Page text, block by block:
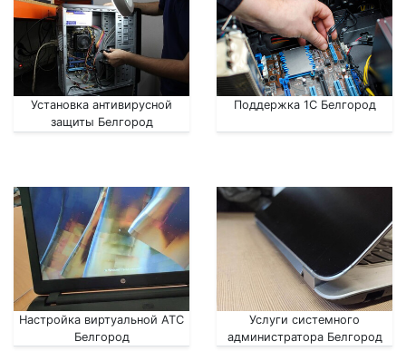
Установка антивирусной
защиты Белгород
Поддержка 1С Белгород
Настройка виртуальной АТС
Белгород
Услуги системного
администратора Белгород